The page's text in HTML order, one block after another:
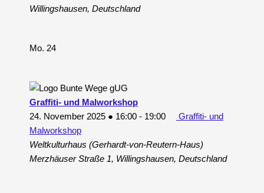
Willingshausen, Deutschland
Mo. 24
Graffiti- und Malworkshop
24. November 2025 ● 16:00- 19:00
Graffiti- und
Malworkshop
Weltkulturhaus (Gerhardt-von-Reutern-Haus)
Merzhäuser Straße 1, Willingshausen, Deutschland